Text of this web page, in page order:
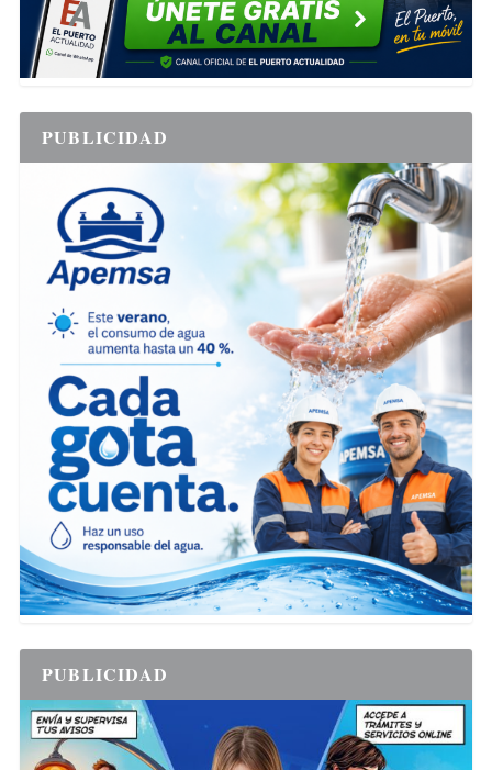
PUBLICIDAD
PUBLICIDAD